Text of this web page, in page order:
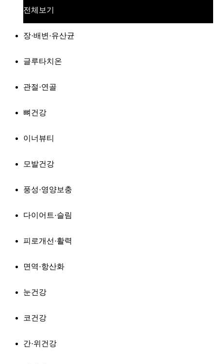
전체보기
장·배변·유산균
글루타치온
관절·연골
뼈건강
이너뷰티
모발건강
풍성·영양보충
다이어트·슬림
피로개선·활력
면역·항산화
눈건강
코건강
간·위건강